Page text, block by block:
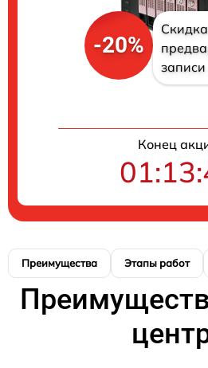
-20%
Конец
Преимущества Этапы работ